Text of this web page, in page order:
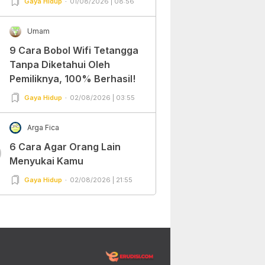
Umam
9 Cara Bobol Wifi Tetangga
Tanpa Diketahui Oleh
Pemiliknya, 100% Berhasil!
Gaya Hidup 02/08/2026 | 03:55
Arga Fica
6 Cara Agar Orang Lain
Menyukai Kamu
Gaya Hidup 02/08/2026 | 21:55